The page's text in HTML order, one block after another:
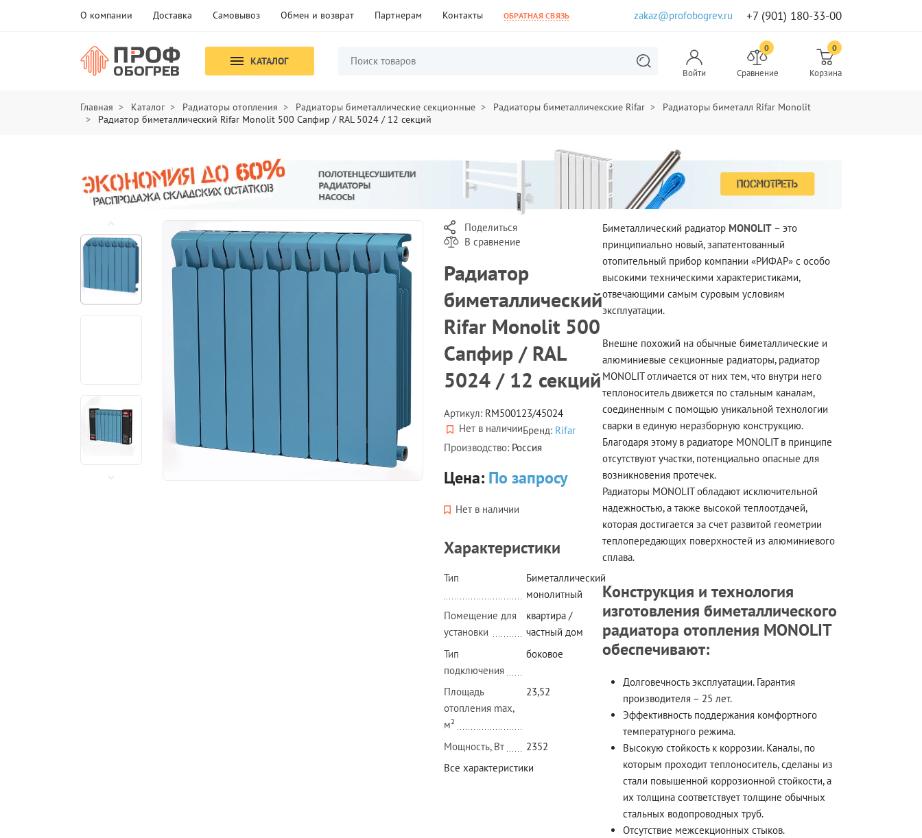
О компании Доставка Самовывоз Обмен и возврат Партнерам Контакты ОБРАТНАЯ СВЯЗЬ zakaz@profobogrev.ru +7 (901) 180-33-00
КАТАЛОГ
Войти
0
Сравнение
0
Корзина
Главная Каталог Радиаторы отопления Радиаторы биметаллические секционные Радиаторы биметалличекские Rifar
Радиаторы биметалл Rifar Monolit
Радиатор биметаллический Rifar Monolit 500 Сапфир / RAL 5024 / 12 секций
Поделиться
В сравнение
Радиатор
биметаллический
Rifar Monolit 500
Сапфир / RAL
5024 / 12 секций
Артикул: RM500123/45024
Нет в наличииБренд: Rifar
Производство: Россия
Цена: По запросу
Нет в наличии
Характеристики
Тип
Биметаллический
монолитный
Помещение для
установки
квартира /
частный дом
Тип
подключения
боковое
Площадь
отопления max,
м²
23,52
Мощность, Вт
2352
Все характеристики
Биметаллический радиатор MONOLIT– это
принципиально новый, запатентованный
отопительный прибор компании «РИФАР» с особо
высокими техническими характеристиками,
отвечающими самым суровым условиям
эксплуатации.
Внешне похожий на обычные биметаллические и
алюминиевые секционные радиаторы, радиатор
MONOLIT отличается от них тем, что внутри него
теплоноситель движется по стальным каналам,
соединенным с помощью уникальной технологии
сварки в единую неразборную конструкцию.
Благодаря этому в радиаторе MONOLIT в принципе
отсутствуют участки, потенциально опасные для
возникновения протечек.
Радиаторы MONOLIT обладают исключительной
надежностью, а также высокой теплоотдачей,
которая достигается за счет развитой геометрии
теплопередающих поверхностей из алюминиевого
сплава.
Конструкция и технология
изготовления биметаллического
радиатора отопления MONOLIT
обеспечивают:
Долговечность эксплуатации. Гарантия
производителя – 25 лет.
Эффективность поддержания комфортного
температурного режима.
Высокую стойкость к коррозии. Каналы, по
которым проходит теплоноситель, сделаны из
стали повышенной коррозионной стойкости, а
их толщина соответствует толщине обычных
стальных водопроводных труб.
Отсутствие межсекционных стыков.